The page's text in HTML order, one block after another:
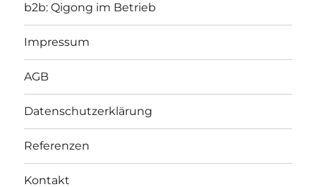
b2b: Qigong im Betrieb
Impressum
AGB
Datenschutzerklärung
Referenzen
Kontakt